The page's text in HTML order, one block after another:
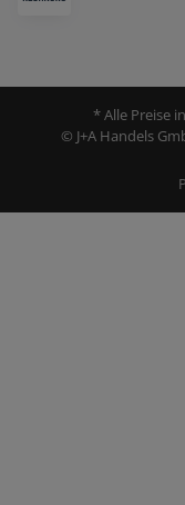
* Alle Preise
© J+A Handels